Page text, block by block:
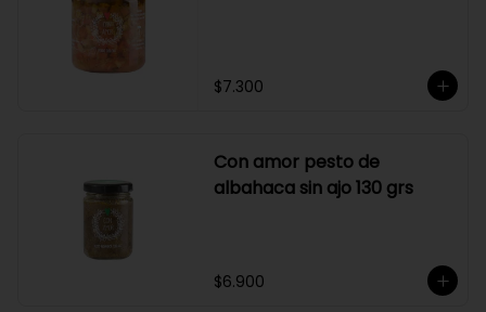
$7.300
Con amor pesto de
albahaca sin ajo 130 grs
$6.900